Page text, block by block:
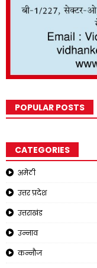
POPULAR POSTS
CATEGORIES
अमेठी
उत्तर प्रदेश
उत्तराखंड
उन्नाव
कन्नौज